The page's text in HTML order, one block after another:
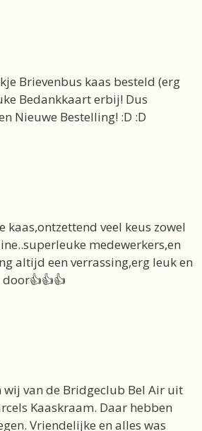
Brievenbus kaas besteld (erg
Bedankkaart erbij! Dus
Nieuwe Bestelling! :D :D
kaas,ontzettend veel keus zowel
medewerkers,en
altijd een verrassing,erg leuk en
wij van de Bridgeclub Bel Air uit
Kaaskraam. Daar hebben
Vriendelijke en alles was